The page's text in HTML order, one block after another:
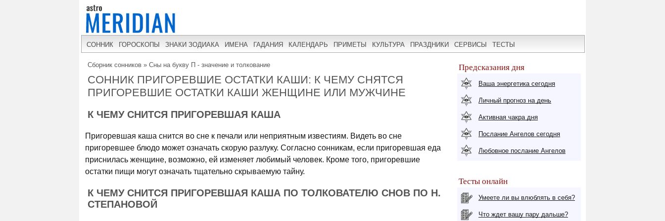
СОННИК ГОРОСКОПЫ ЗНАКИ ЗОДИАКА ИМЕНА ГАДАНИЯ КАЛЕНДАРЬ ПРИМЕТЫ КУЛЬТУРА ПРАЗДНИКИ СЕРВИСЫ ТЕСТЫ
Сборник сонников » Сны на букву П - значение и толкование
СОННИК ПРИГОРЕВШИЕ ОСТАТКИ КАШИ: К ЧЕМУ СНЯТСЯ
ПРИГОРЕВШИЕ ОСТАТКИ КАШИ ЖЕНЩИНЕ ИЛИ МУЖЧИНЕ
К ЧЕМУ СНИТСЯ ПРИГОРЕВШАЯ КАША
Пригоревшая каша снится во сне к печали или неприятным известиям. Видеть во сне
пригоревшее блюдо может означать скорую разлуку. Согласно сонникам, если пригоревшая еда
приснилась женщине, возможно, ей изменяет любимый человек. Кроме того, пригоревшие
остатки пищи могут означать тщательно скрываемую тайну.
К ЧЕМУ СНИТСЯ ПРИГОРЕВШАЯ КАША ПО ТОЛКОВАТЕЛЮ СНОВ ПО Н.
СТЕПАНОВОЙ
Предсказания дня
Ваша энергетика сегодня
Личный прогноз на день
Активная чакра дня
Послание Ангелов сегодня
Любовное послание Ангелов
Тесты онлайн
Умеете ли вы влюблять в себя?
Что ждет вашу пару дальше?